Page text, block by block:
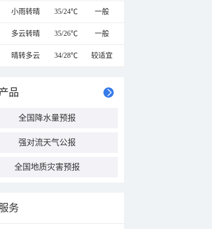
小雨转晴 35/24℃ 一般
多云转晴 35/26℃ 一般
晴转多云 34/28℃ 较适宜
品
全国降水量预报
强对流天气公报
全国地质灾害预报
务